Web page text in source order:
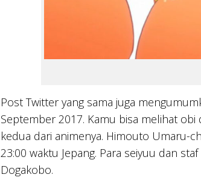
Post Twitter yang sama juga
September 2017. Kamu bisa melihat
kedua dari animenya. Himouto Umaru-
23:00 waktu Jepang. Para seiyuu dan
Dogakobo.